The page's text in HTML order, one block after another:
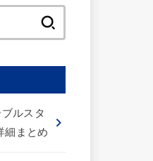
ルスタ
細まとめ